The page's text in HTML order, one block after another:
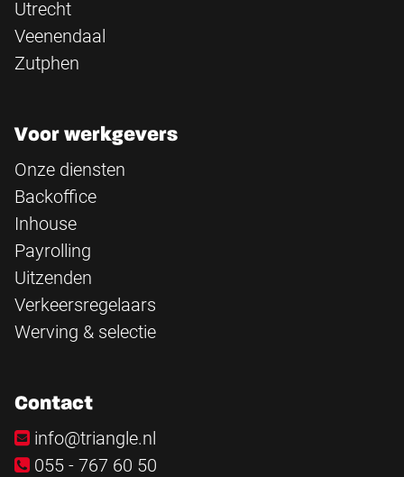
Utrecht
Veenendaal
Zutphen
Voor werkgevers
Onze diensten
Backoffice
Inhouse
Payrolling
Uitzenden
Verkeersregelaars
Werving & selectie
Contact
info@triangle.nl
055 - 767 60 50